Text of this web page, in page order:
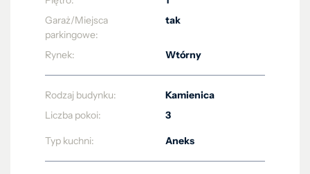
Garaż/Miejsca
parkingowe:
tak
Rynek: Wtórny
Rodzaj budynku:
Kamienica
Liczba pokoi:
3
Typ kuchni: Aneks